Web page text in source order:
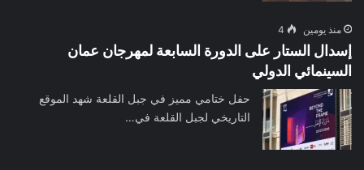
منذ يومين 4
إسدال الستار على الدورة السابعة لمهرجان عمان
السينمائي الدولي
حفل ختامي مميز في جبل القلعة شهد الموقع
التاريخي لجبل القلعة في…